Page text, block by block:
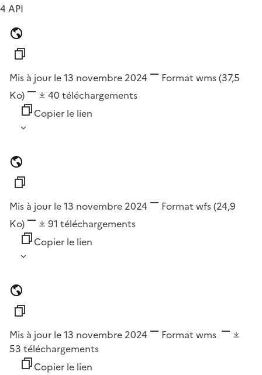
4 API
Mis à jour le 13 novembre 2024 Format wms(37,5
Ko)
40 téléchargements
Copier le lien
Mis à jour le 13 novembre 2024 Format wfs(24,9
Ko)
91 téléchargements
Copier le lien
Mis à jour le 13 novembre 2024 Format wms
53 téléchargements
Copier le lien